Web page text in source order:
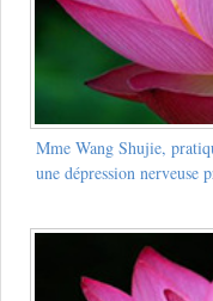
Mme Wang Shujie,
une dépression nerveuse